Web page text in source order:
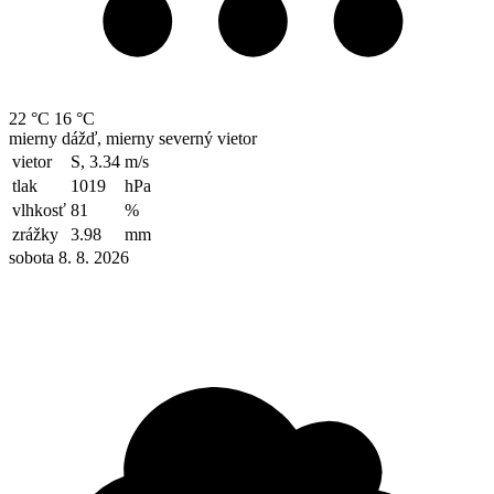
22 °C 16 °C
mierny dážď, mierny severný vietor
vietor
S, 3.34 m/s
tlak
1019
hPa
vlhkosť 81
%
zrážky
3.98
mm
sobota 8. 8. 2026